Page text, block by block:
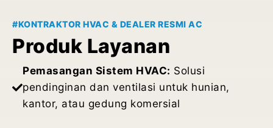
#KONTRAKTOR HVAC & DEALER RESMI AC
Produk Layanan
Pemasangan Sistem HVAC: Solusi
pendinginan dan ventilasi untuk hunian,
kantor, atau gedung komersial